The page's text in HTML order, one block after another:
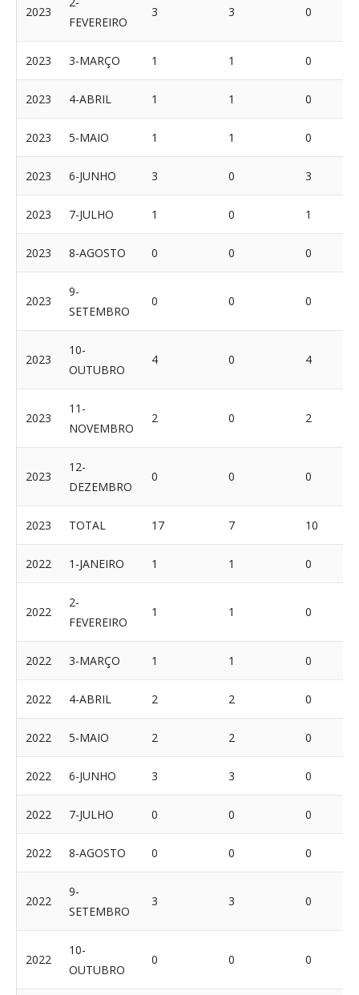
2023
FEVEREIRO
3 3 0
2023 3-MARÇO 1 1 0
2023 4-ABRIL 1 1 0
2023 5-MAIO 1 1 0
2023 6-JUNHO 3 0 3
2023 7-JULHO 1 0 1
2023 8-AGOSTO 0 0 0
2023
9-
SETEMBRO
0 0 0
2023
10-
OUTUBRO
4 0 4
2023
11-
NOVEMBRO
2 0 2
2023
12-
DEZEMBRO
0 0 0
2023 TOTAL 17 7 10
2022 1-JANEIRO 1 1 0
2022
2-
FEVEREIRO
1 1 0
2022 3-MARÇO 1 1 0
2022 4-ABRIL 2 2 0
2022 5-MAIO 2 2 0
2022 6-JUNHO 3 3 0
2022 7-JULHO 0 0 0
2022 8-AGOSTO 0 0 0
2022
9-
SETEMBRO
3 3 0
2022
10-
OUTUBRO
0 0 0